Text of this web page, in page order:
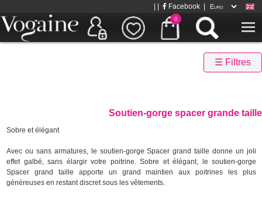
0
Facebook
☰ Filtres
Soutien-gorge spacer grande taille
Sobre et élégant
Avec ou sans armatures, le soutien-gorge Spacer grand taille donne un joli
effet galbé, sans élargir votre poitrine. Sobre et élégant, le soutien-gorge
Spacer grand taille apporte un grand maintien aux poitrines les plus
généreuses en restant discret sous les vêtements.